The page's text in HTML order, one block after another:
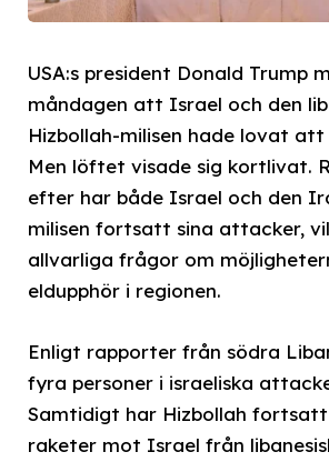
USA:s president Donald Trump
måndagen att Israel och den
Hizbollah-milisen hade lovat att
Men löftet visade sig kortlivat.
efter har både Israel och den
milisen fortsatt sina attacker,
allvarliga frågor om
eldupphör i regionen.
Enligt rapporter från södra
fyra personer i israeliska
Samtidigt har Hizbollah
raketer mot Israel från